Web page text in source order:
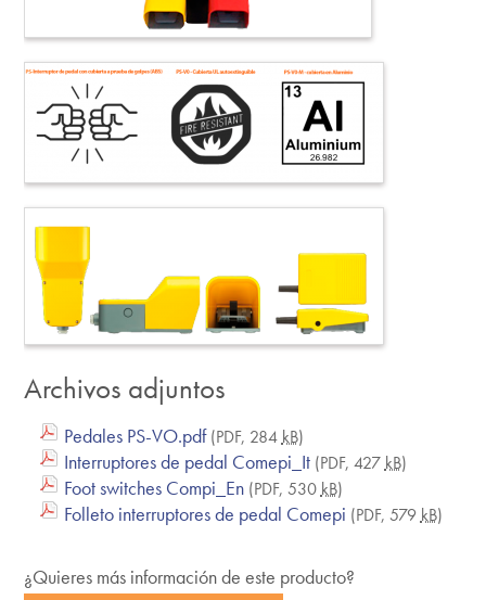
Archivos adjuntos
Pedales PS-VO.pdf (PDF, 284 kB)
Interruptores de pedal Comepi_It (PDF, 427 kB)
Foot switches Compi_En (PDF, 530 kB)
Folleto interruptores de pedal Comepi (PDF, 579 kB)
¿Quieres más información de este producto?